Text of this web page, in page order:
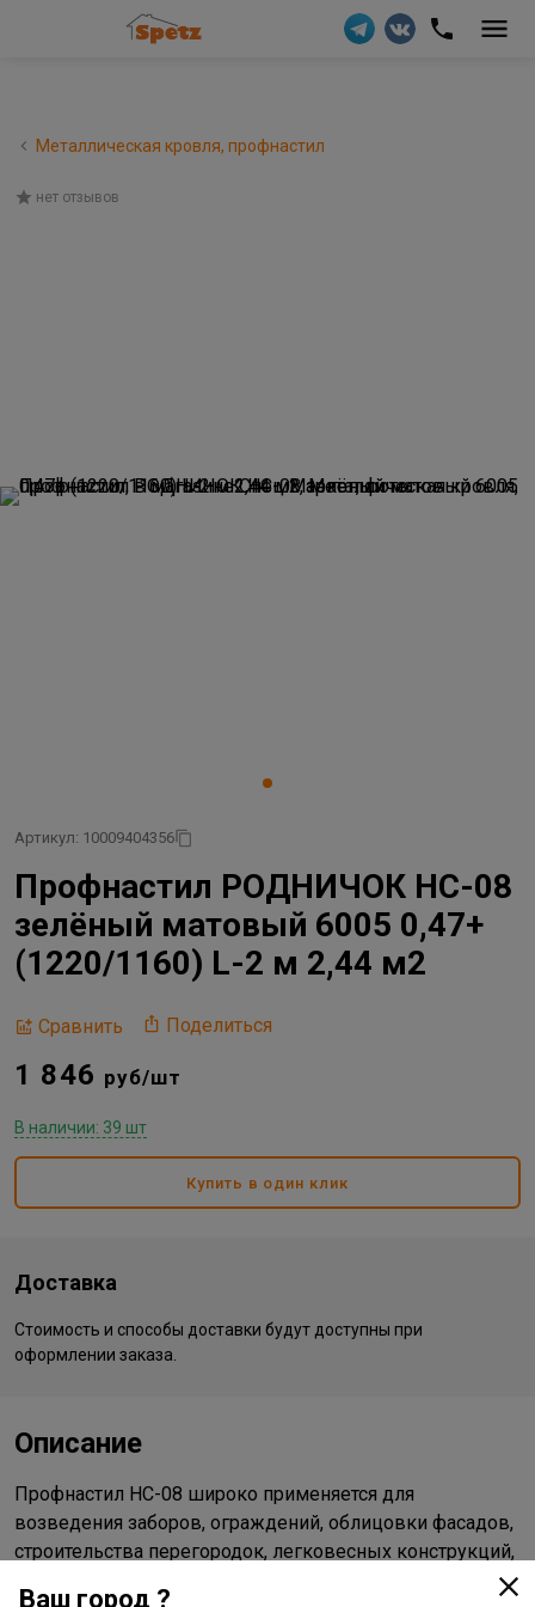
Металлическая кровля, профнастил
нет отзывов
Артикул: 10009404356
Профнастил РОДНИЧОК НС-08
зелёный матовый 6005 0,47+
(1220/1160) L-2 м 2,44 м2
Сравнить Поделиться
1 846 руб/шт
В наличии: 39 шт
Купить в один клик
Доставка
Стоимость и способы доставки будут доступны при
оформлении заказа.
Описание
Профнастил НС-08 широко применяется для
возведения заборов, ограждений, облицовки фасадов,
строительства перегородок, легковесных конструкций,
оформления мансард и обустройства кровли. Покрытие
Ваш город ?